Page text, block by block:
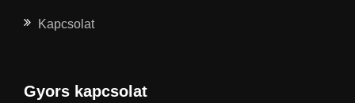
Kapcsolat
Gyors kapcsolat